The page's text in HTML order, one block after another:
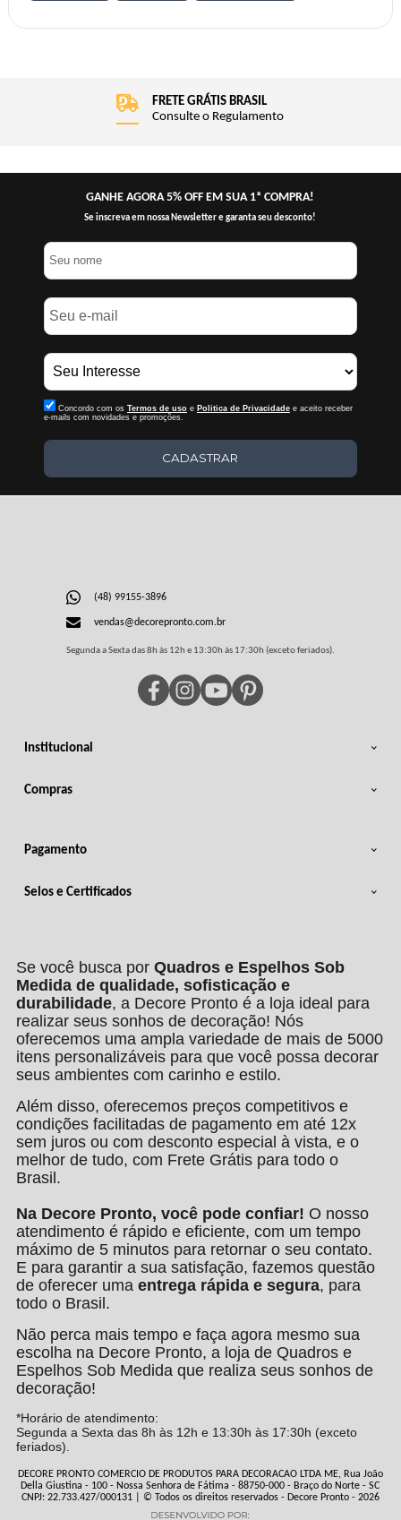
FRETE GRÁTIS BRASIL
Consulte o Regulamento
GANHE AGORA 5% OFF EM SUA 1ª COMPRA!
Se inscreva em nossa Newsletter e garanta seu desconto!
Concordo com os Termos de uso e Politica de Privacidadee aceito receber
e-mails com novidades e promoções.
CADASTRAR
Institucional
Compras
(48) 99155-3896
vendas@decorepronto.com.br
Segunda a Sexta das 8h às 12h e 13:30h às 17:30h (exceto feriados).
Pagamento
Selos e Certificados
Se você busca por Quadros e Espelhos Sob
Medida de qualidade, sofisticação e
durabilidade, a Decore Pronto é a loja ideal para
realizar seus sonhos de decoração! Nós
oferecemos uma ampla variedade de mais de 5000
itens personalizáveis para que você possa decorar
seus ambientes com carinho e estilo.
Além disso, oferecemos preços competitivos e
condições facilitadas de pagamento em até 12x
sem juros ou com desconto especial à vista, e o
melhor de tudo, com Frete Grátis para todo o
Brasil.
Na Decore Pronto, você pode confiar! O nosso
atendimento é rápido e eficiente, com um tempo
máximo de 5 minutos para retornar o seu contato.
E para garantir a sua satisfação, fazemos questão
de oferecer uma entrega rápida e segura, para
todo o Brasil.
Não perca mais tempo e faça agora mesmo sua
escolha na Decore Pronto, a loja de Quadros e
Espelhos Sob Medida que realiza seus sonhos de
decoração!
*Horário de atendimento:
Segunda a Sexta das 8h às 12h e 13:30h às 17:30h (exceto
feriados).
DECORE PRONTO COMERCIO DE PRODUTOS PARA DECORACAO LTDA ME, Rua João
Della Giustina - 100 - Nossa Senhora de Fátima - 88750-000 - Braço do Norte - SC
CNPJ: 22.733.427/000131 | © Todos os direitos reservados - Decore Pronto - 2026